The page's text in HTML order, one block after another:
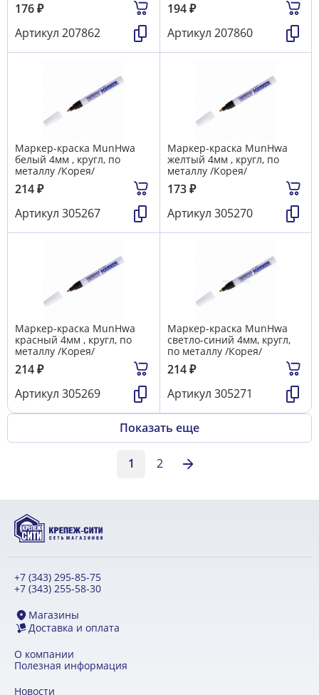
176₽
Артикул 207862
194₽
Артикул 207860
Маркер-краска MunHwa
белый 4мм , кругл, по
металлу /Корея/
214₽
Артикул 305267
Маркер-краска MunHwa
желтый 4мм , кругл, по
металлу /Корея/
173₽
Артикул 305270
Маркер-краска MunHwa
красный 4мм , кругл, по
металлу /Корея/
214₽
Артикул 305269
Маркер-краска MunHwa
светло-синий 4мм, кругл,
по металлу /Корея/
214₽
Артикул 305271
Показать еще
1 2
+7 (343) 295-85-75
+7 (343) 255-58-30
Магазины
Доставка и оплата
О компании
Полезная информация
Новости